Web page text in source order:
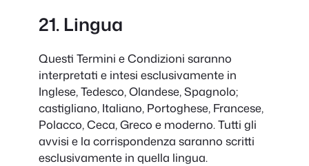
21. Lingua
Questi Termini e Condizioni saranno
interpretati e intesi esclusivamente in
Inglese, Tedesco, Olandese, Spagnolo;
castigliano, Italiano, Portoghese, Francese,
Polacco, Ceca, Greco e moderno. Tutti gli
avvisi e la corrispondenza saranno scritti
esclusivamente in quella lingua.